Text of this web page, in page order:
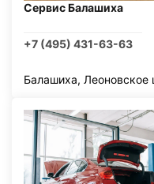
Сервис Балашиха
+7 (495) 431-63-63
Балашиха, Леоновское